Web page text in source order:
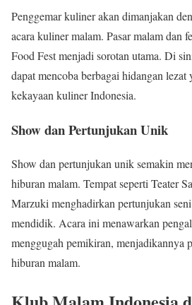
Penggemar kuliner akan dimanjakan
acara kuliner malam. Pasar malam dan
Food Fest menjadi sorotan utama. Di
dapat mencoba berbagai hidangan lezat
kekayaan kuliner Indonesia.
Show dan Pertunjukan Unik
Show dan pertunjukan unik semakin
hiburan malam. Tempat seperti Teater
Marzuki menghadirkan pertunjukan
mendidik. Acara ini menawarkan
menggugah pemikiran, menjadikannya
hiburan malam.